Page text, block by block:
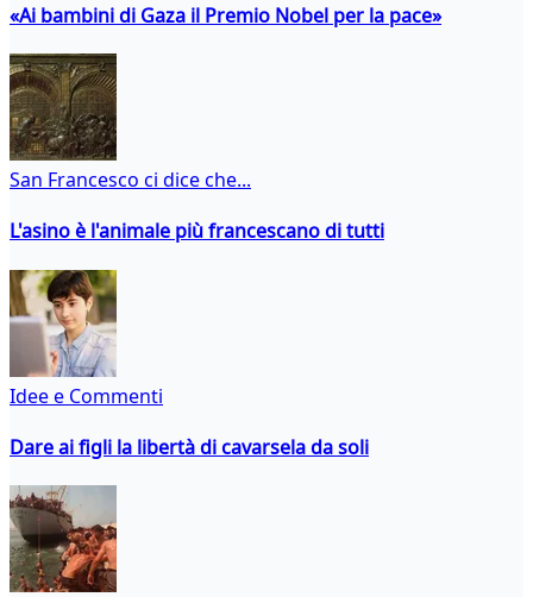
«Ai bambini di Gaza il Premio Nobel per la pace»
San Francesco ci dice che...
L'asino è l'animale più francescano di tutti
Idee e Commenti
Dare ai figli la libertà di cavarsela da soli